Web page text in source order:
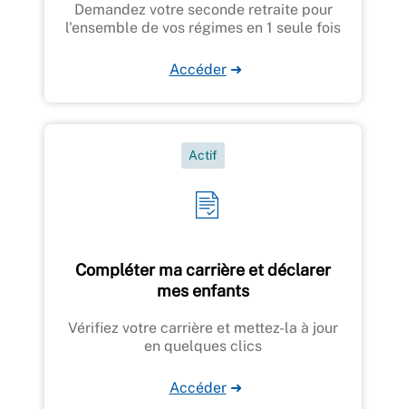
Demandez votre seconde retraite pour
l'ensemble de vos régimes en 1 seule fois
Accéder ➜
Compléter ma carrière et déclarer
mes enfants
Actif
Vérifiez votre carrière et mettez-la à jour
en quelques clics
Accéder ➜